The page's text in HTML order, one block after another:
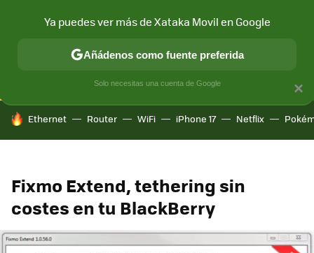
CONECTIVIDAD MÓVIL Y SOCIEDAD APLICACIONES
HOY SE HABLA DE
Ethernet Router WiFi iPhone 17 Netflix
Fixmo Extend, tethering sin
costes en tu BlackBerry
×
Ya puedes ver más de Xataka Movil en Google
Añádenos como fuente preferida
Solo necesitas una cuenta de Google